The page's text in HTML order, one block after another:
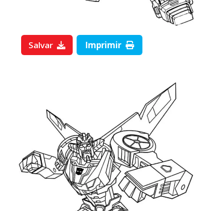
Salvar Imprimir